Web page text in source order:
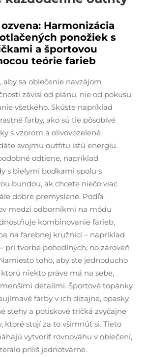
Harmonizácia
ponožiek s
a športovou
teórie farieb
aby sa oblečenie navzájom
závisí od plánu, nie od pokusu
všetkého. Skúste napríklad
farby, ako sú tie pôsobivé
s vzorom a olivovozelené
svojmu outfitu istú energiu.
odtiene, napríklad
s bielymi bodkami spolu s
bundou, ak chcete niečo viac
dobre premyslené. Podľa
medzi odborníkmi na módu
kombinovanie farieb,
na farebnej kružnici – napríklad
pri tvorbe pohodlných, no zároveň
toho, aby ste jednoducho
niekto práve má na sebe,
detailmi. Športové topánky
farby v ich dizajne, opasky
stehy a potiskové tričká zvyčajne
ktoré stojí za to všimnúť si. Tieto
vytvoriť rovnováhu v oblečení,
príliš jednotvárne.